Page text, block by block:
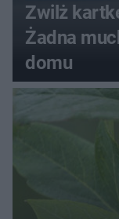
Zwilż
Żadna
domu